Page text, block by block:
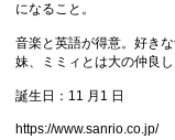
になること。
音楽と英語が得意。好き
妹、ミミィとは大の仲良し
誕生日：11 月1 日
https://www.sanrio.co.jp/